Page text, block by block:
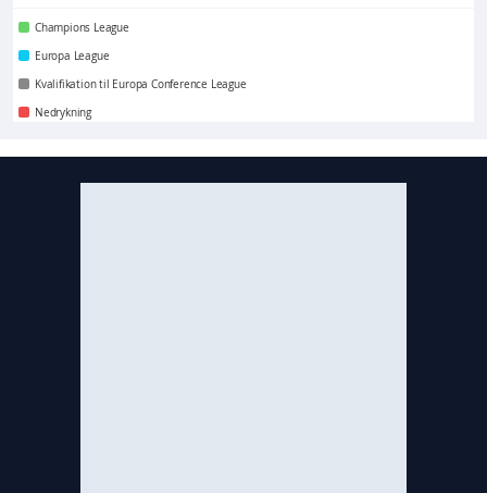
Champions League
Europa League
Kvalifikation til Europa Conference League
Nedrykning